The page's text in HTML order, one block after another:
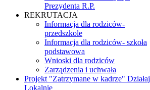
Prezydenta R.P.
REKRUTACJA
Informacja dla rodziców-
przedszkole
Informacja dla rodziców- szkoła
podstawowa
Wnioski dla rodziców
Zarządzenia i uchwała
Projekt "Zatrzymane w kadrze" Działaj
Lokalnie